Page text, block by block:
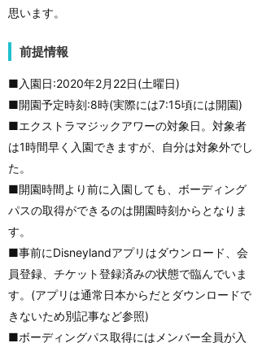
思います。
前提情報
■入園日:2020年2月22日(土曜日)
■開園予定時刻:8時(実際には7:15頃には開園)
■エクストラマジックアワーの対象日。対象者
は1時間早く入園できますが、自分は対象外でし
た。
■開園時間より前に入園しても、ボーディング
パスの取得ができるのは開園時刻からとなりま
す。
■事前にDisneylandアプリはダウンロード、会
員登録、チケット登録済みの状態で臨んでいま
す。(アプリは通常日本からだとダウンロードで
きないため別記事など参照)
■ボーディングパス取得にはメンバー全員が入